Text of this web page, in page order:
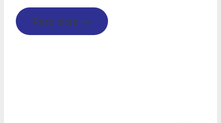
Read more